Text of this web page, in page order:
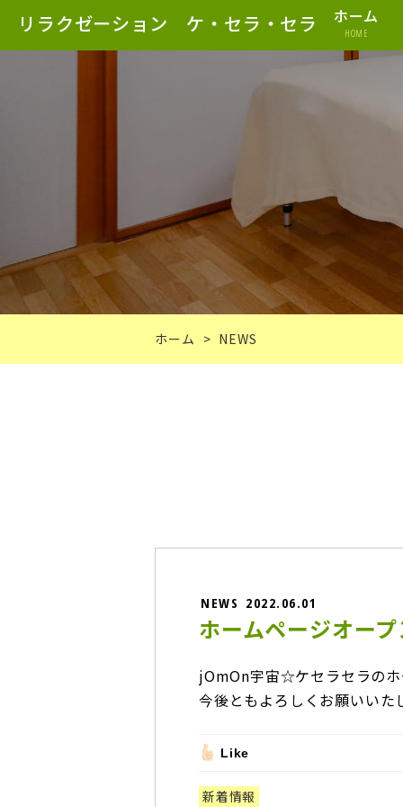
リラクゼーション ケ・セラ・セラ ホーム
HOME
ホーム NEWS
NEWS 2022.06.01
ホームページオープ
jOmOn宇宙☆ケセラセラのホ
今後ともよろしくお願いいた
Like
新着情報